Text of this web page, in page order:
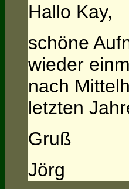
Hallo Kay,
schöne
wieder
nach
letzten
Gruß
Jörg